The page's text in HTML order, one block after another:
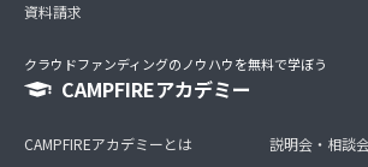
資料請求
クラウドファンディングのノウハウを無料で学ぼう
CAMPFIREアカデミー
CAMPFIREアカデミーとは
説明会・相談